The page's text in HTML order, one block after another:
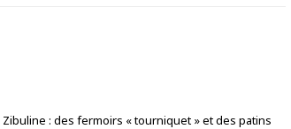
: des fermoirs « tourniquet » et des patins